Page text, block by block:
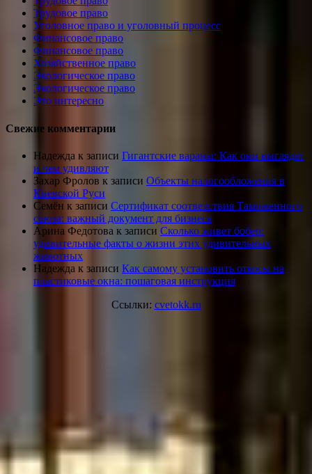
Трудовое право
Уголовное право и уголовный процесс
Финансовое право
Финансовое право
Хозяйственное право
Экологическое право
Экологическое право
Это интересно
Свежие комментарии
Надежда к записи Гигантские вараны: Как они выглядят
и чем удивляют
Захар Фролов к записи Объекты налогообложения в
Киевской Руси
Семён к записи Сертификат соответствия Таможенного
союза: важный документ для бизнеса
Арина Федотова к записи Сколько живет бобер:
удивительные факты о жизни этих удивительных
животных
Надежда к записи Как самому установить откосы на
пластиковые окна: пошаговая инструкция
Ссылки: cvetokk.ru